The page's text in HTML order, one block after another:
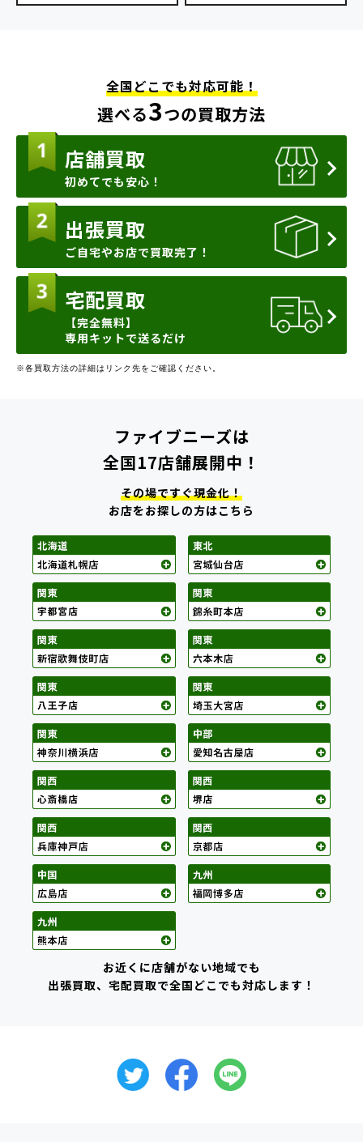
全国どこでも対応可能！
選べる3つの買取方法
店舗買取
初めてでも安心！
出張買取
ご自宅やお店で買取完了！
宅配買取
【完全無料】
専用キットで送るだけ
※各買取方法の詳細はリンク先をご確認ください。
ファイブニーズは
全国17店舗展開中！
その場ですぐ現金化！
お店をお探しの方はこちら
お近くに店舗がない地域でも
出張買取、宅配買取で全国どこでも対応します！